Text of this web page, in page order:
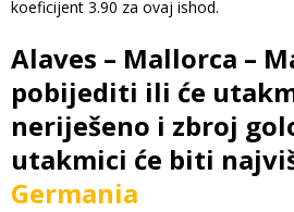
koeficijent 3.90 za ovaj ishod.
Alaves – Mallorca –
pobijediti ili će
neriješeno i zbroj
utakmici će biti
Germania